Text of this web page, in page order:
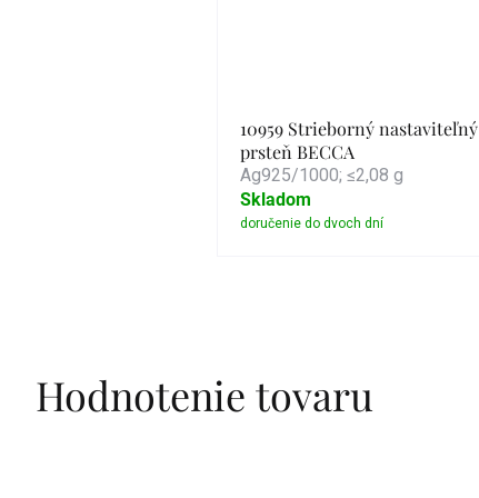
10959 Strieborný nastaviteľný
prsteň BECCA
Ag925/1000; ≤2,08 g
Skladom
Hodnotenie tovaru